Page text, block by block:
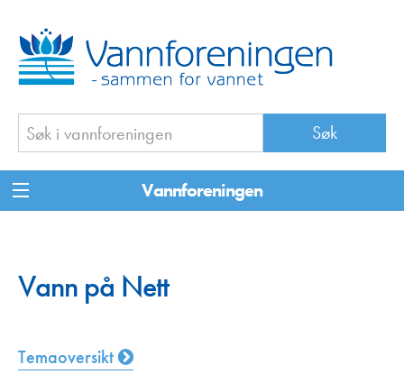
Vannforeningen
Vann på Nett
Temaoversikt